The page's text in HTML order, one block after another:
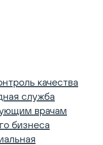
качества
служба
врачам
бизнеса